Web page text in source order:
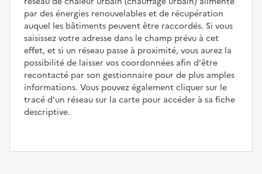
par des énergies renouvelables et de récupération
auquel les bâtiments peuvent être raccordés. Si vous
saisissez votre adresse dans le champ prévu à cet
effet, et si un réseau passe à proximité, vous aurez la
possibilité de laisser vos coordonnées afin d'être
recontacté par son gestionnaire pour de plus amples
informations. Vous pouvez également cliquer sur le
tracé d'un réseau sur la carte pour accéder à sa fiche
descriptive.